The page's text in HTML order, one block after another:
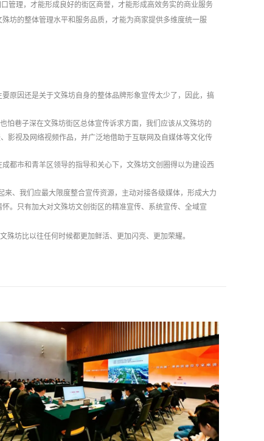
管理，才能形成良好的街区商誉，才能形成高效务实的商业服务
坊的整体管理水平和服务品质，才能为商家提供多维度统一服
原因还是关于文殊坊自身的整体品牌形象宣传太少了，因此，搞
怕巷子深在文殊坊街区总体宣传诉求方面，我们应该从文殊坊的
影视及网络视频作品，并广泛地借助于互联网及自媒体等文化传
都市和青羊区领导的指导和关心下，文殊坊文创圈得以为建设西
来、我们应最大限度整合宣传资源，主动对接各级媒体，形成大力
。只有加大对文殊坊文创街区的精准宣传、系统宣传、全域宣
殊坊比以往任何时候都更加鲜活、更加闪亮、更加荣耀。